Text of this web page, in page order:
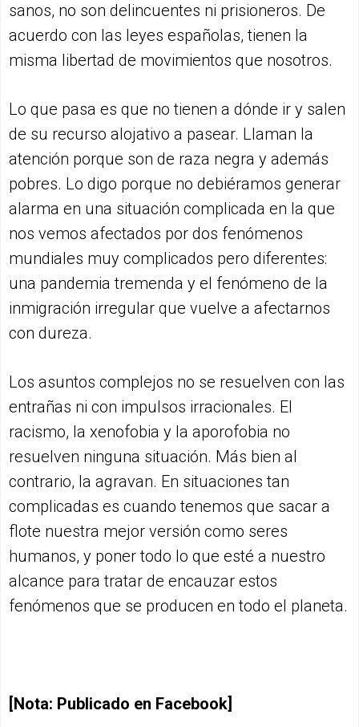
sanos, no son delincuentes ni prisioneros. De
acuerdo con las leyes españolas, tienen la
misma libertad de movimientos que nosotros.
Lo que pasa es que no tienen a dónde ir y salen
de su recurso alojativo a pasear. Llaman la
atención porque son de raza negra y además
pobres. Lo digo porque no debiéramos generar
alarma en una situación complicada en la que
nos vemos afectados por dos fenómenos
mundiales muy complicados pero diferentes:
una pandemia tremenda y el fenómeno de la
inmigración irregular que vuelve a afectarnos
con dureza.
Los asuntos complejos no se resuelven con las
entrañas ni con impulsos irracionales. El
racismo, la xenofobia y la aporofobia no
resuelven ninguna situación. Más bien al
contrario, la agravan. En situaciones tan
complicadas es cuando tenemos que sacar a
flote nuestra mejor versión como seres
humanos, y poner todo lo que esté a nuestro
alcance para tratar de encauzar estos
fenómenos que se producen en todo el planeta.
[Nota: Publicado en Facebook]